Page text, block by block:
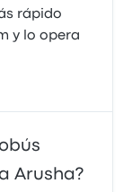
rápido
y lo opera
Arusha?